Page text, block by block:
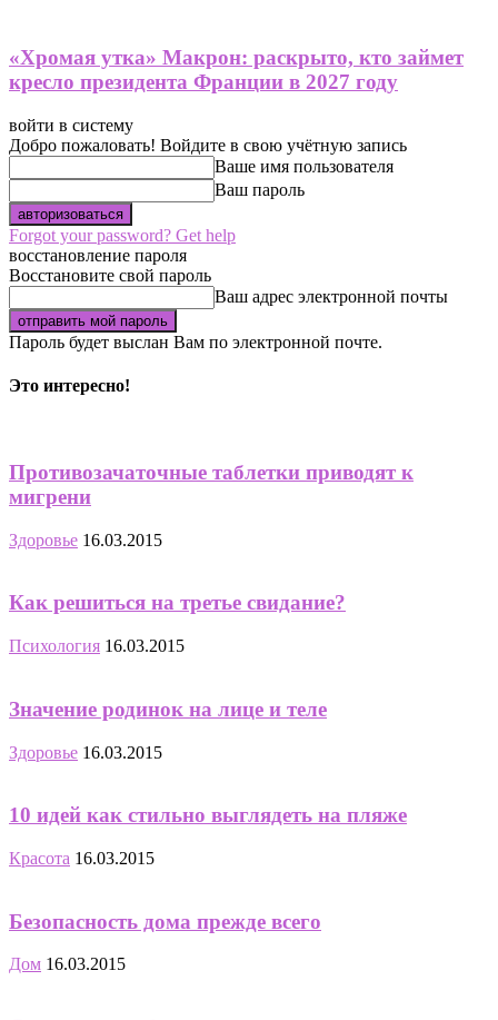
«Хромая утка» Макрон: раскрыто, кто займет
кресло президента Франции в 2027 году
войти в систему
Добро пожаловать! Войдите в свою учётную запись
Ваше имя пользователя
Ваш пароль
Forgot your password? Get help
восстановление пароля
Восстановите свой пароль
Ваш адрес электронной почты
Пароль будет выслан Вам по электронной почте.
Это интересно!
Противозачаточные таблетки приводят к
мигрени
Здоровье 16.03.2015
Как решиться на третье свидание?
Психология 16.03.2015
Значение родинок на лице и теле
Здоровье 16.03.2015
10 идей как стильно выглядеть на пляже
Красота 16.03.2015
Безопасность дома прежде всего
Дом 16.03.2015